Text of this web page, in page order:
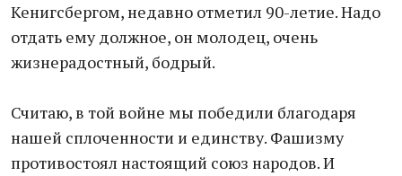
Кенигсбергом, недавно отметил 90-летие. Надо
отдать ему должное, он молодец, очень
жизнерадостный, бодрый.
Считаю, в той войне мы победили благодаря
нашей сплоченности и единству. Фашизму
противостоял настоящий союз народов. И